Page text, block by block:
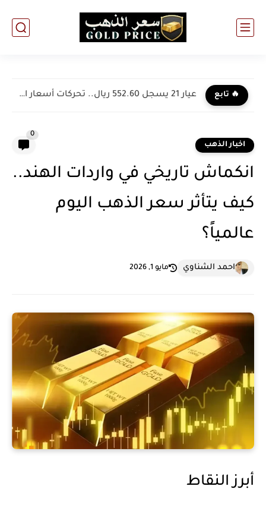
🔥 تابع عيار 21 يسجل 552.60 ريال.. تحركات أسعار الذهب في السعودية...
اخبار الذهب
0
انكماش تاريخي في واردات الهند..
كيف يتأثر سعر الذهب اليوم
عالمياً؟
احمد الشناوي مايو 1, 2026
أبرز النقاط